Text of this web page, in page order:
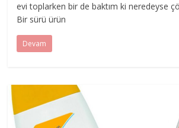
evi toplarken bir de baktım ki neredeyse
Bir sürü ürün
Devam